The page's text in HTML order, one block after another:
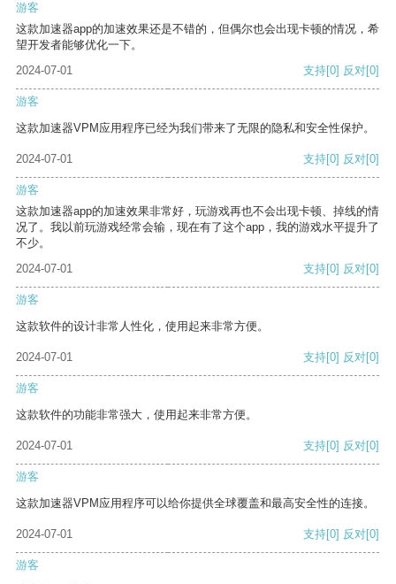
游客
这款加速器app的加速效果还是不错的，但偶尔也会出现卡顿的情况，希
望开发者能够优化一下。
2024-07-01
支持[0] 反对[0]
游客
这款加速器VPM应用程序已经为我们带来了无限的隐私和安全性保护。
2024-07-01 支持[0] 反对[0]
游客
这款加速器app的加速效果非常好，玩游戏再也不会出现卡顿、掉线的情
况了。我以前玩游戏经常会输，现在有了这个app，我的游戏水平提升了
不少。
2024-07-01
支持[0] 反对[0]
游客
这款软件的设计非常人性化，使用起来非常方便。
2024-07-01 支持[0] 反对[0]
游客
这款软件的功能非常强大，使用起来非常方便。
2024-07-01 支持[0] 反对[0]
游客
这款加速器VPM应用程序可以给你提供全球覆盖和最高安全性的连接。
2024-07-01 支持[0] 反对[0]
游客